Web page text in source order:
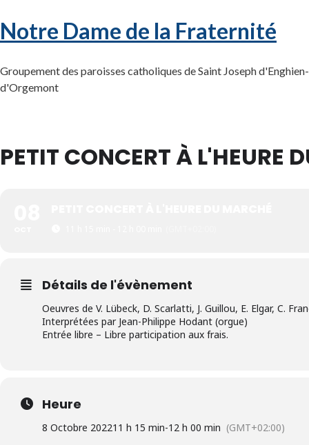
Notre Dame de la Fraternité
Groupement des paroisses catholiques de Saint Joseph
d'Orgemont
PETIT CONCERT À L'HEURE
Détails de l'évènement
Oeuvres de V. Lübeck, D. Scarlatti, J. Guillou, E. Elgar, C.
Interprétées par Jean-Philippe Hodant (orgue)
Entrée libre – Libre participation aux frais.
Heure
8 Octobre 202211 h 15 min-12 h 00 min (GMT+02:00)